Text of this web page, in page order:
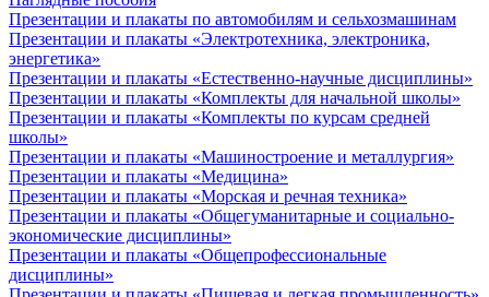
Презентации и плакаты по автомобилям и сельхозмашинам
Презентации и плакаты «Электротехника, электроника,
энергетика»
Презентации и плакаты «Естественно-научные дисциплины»
Презентации и плакаты «Комплекты для начальной школы»
Презентации и плакаты «Комплекты по курсам средней
школы»
Презентации и плакаты «Машиностроение и металлургия»
Презентации и плакаты «Медицина»
Презентации и плакаты «Морская и речная техника»
Презентации и плакаты «Общегуманитарные и социально-
экономические дисциплины»
Презентации и плакаты «Общепрофессиональные
дисциплины»